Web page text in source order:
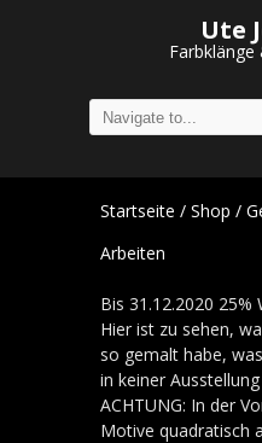
Ute
Startseite / Shop /
Arbeiten
Bis 31.12.2020 25%
Hier ist zu sehen,
so gemalt habe,
in keiner
ACHTUNG: In der
Motive quadratisch